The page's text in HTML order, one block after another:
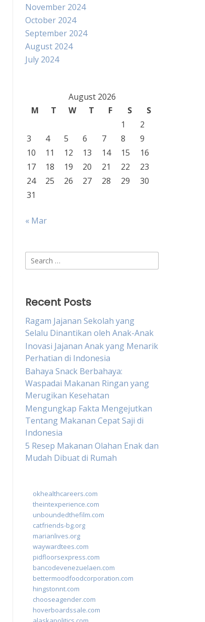
November 2024
October 2024
September 2024
August 2024
July 2024
August 2026
M
T W T F S
S
1
2
3
4 5 6 7 8
9
10
11 12 13 14 15
16
17
18 19 20 21 22
23
24
25 26 27 28 29
30
31
« Mar
Search
for:
Recent Posts
Ragam Jajanan Sekolah yang
Selalu Dinantikan oleh Anak-Anak
Inovasi Jajanan Anak yang Menarik
Perhatian di Indonesia
Bahaya Snack Berbahaya:
Waspadai Makanan Ringan yang
Merugikan Kesehatan
Mengungkap Fakta Mengejutkan
Tentang Makanan Cepat Saji di
Indonesia
5 Resep Makanan Olahan Enak dan
Mudah Dibuat di Rumah
okhealthcareers.com
theintexperience.com
unboundedthefilm.com
catfriends-bg.org
marianlives.org
waywardtees.com
pidfloorsexpress.com
bancodevenezuelaen.com
bettermoodfoodcorporation.com
hingstonnt.com
chooseagender.com
hoverboardssale.com